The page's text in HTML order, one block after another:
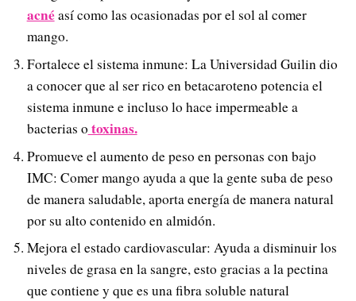
acnéasí como las ocasionadas por el sol al comer
mango.
Fortalece el sistema inmune: La Universidad Guilin dio
a conocer que al ser rico en betacaroteno potencia el
sistema inmune e incluso lo hace impermeable a
bacterias o toxinas.
Promueve el aumento de peso en personas con bajo
IMC: Comer mango ayuda a que la gente suba de peso
de manera saludable, aporta energía de manera natural
por su alto contenido en almidón.
Mejora el estado cardiovascular: Ayuda a disminuir los
niveles de grasa en la sangre, esto gracias a la pectina
que contiene y que es una fibra soluble natural